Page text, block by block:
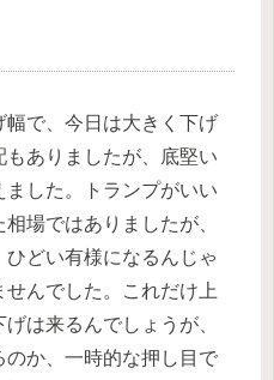
幅で、今日は大きく下げ
ありましたが、底堅い
した。トランプがいい
場ではありましたが、
どい有様になるんじゃ
んでした。これだけ上
は来るんでしょうが、
か、一時的な押し目で